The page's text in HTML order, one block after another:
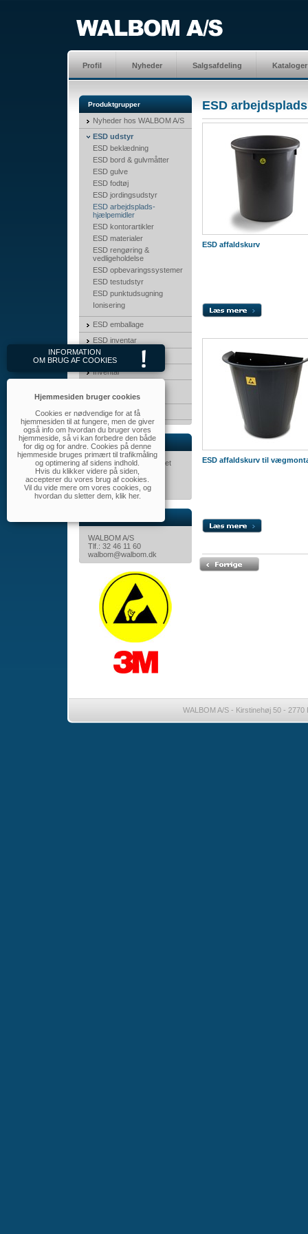
Profil Nyheder Salgsafdeling Kataloger
Produktgrupper
Nyheder hos WALBOM A/S
ESD udstyr
ESD beklædning
ESD bord & gulvmåtter
ESD gulve
ESD fodtøj
ESD jordingsudstyr
ESD arbejdsplads-
hjælpemidler
ESD kontorartikler
ESD materialer
ESD rengøring &
vedligeholdelse
ESD opbevaringssystemer
ESD testudstyr
ESD punktudsugning
Ionisering
ESD emballage
ESD inventar
3M Produkter
Inventar
opbevaringskasser
MayTec
Nyhedsbrev
Tilmeld dig nyhedsbrevet
her.
WALBOM A/S
Tlf.: 32 46 11 60
walbom@walbom.dk
ESD
ESD affaldskurv
ESD affaldskurv til
WALBOM A/S - Kirstinehøj 50 -
INFORMATION
OM BRUG AF COOKIES
Hjemmesiden bruger cookies
Cookies er nødvendige for at få
hjemmesiden til at fungere, men de giver
også info om hvordan du bruger vores
hjemmeside, så vi kan forbedre den både
for dig og for andre. Cookies på denne
hjemmeside bruges primært til trafikmåling
og optimering af sidens indhold.
Hvis du klikker videre på siden,
accepterer du vores brug af cookies.
Vil du vide mere om vores cookies, og
hvordan du sletter dem, klik her.